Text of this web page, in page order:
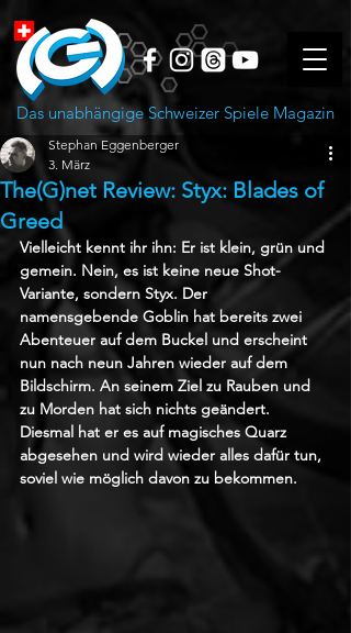
Das unabhängige Schweizer Spiele Magazin
The(G)net Review: Styx: Blades of
Greed
Stephan Eggenberger
3. März
Vielleicht kennt ihr ihn: Er ist klein, grün und
gemein. Nein, es ist keine neue Shot-
Variante, sondern Styx. Der
namensgebende Goblin hat bereits zwei
Abenteuer auf dem Buckel und erscheint
nun nach neun Jahren wieder auf dem
Bildschirm. An seinem Ziel zu Rauben und
zu Morden hat sich nichts geändert.
Diesmal hat er es auf magisches Quarz
abgesehen und wird wieder alles dafür tun,
soviel wie möglich davon zu bekommen.